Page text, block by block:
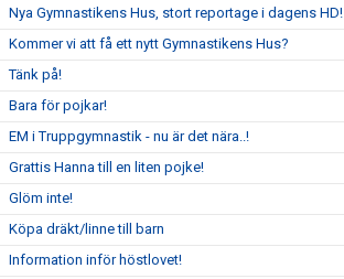
Nya Gymnastikens Hus, stort reportage i dagens HD!
Kommer vi att få ett nytt Gymnastikens Hus?
Tänk på!
Bara för pojkar!
EM i Truppgymnastik - nu är det nära..!
Grattis Hanna till en liten pojke!
Glöm inte!
Köpa dräkt/linne till barn
Information inför höstlovet!